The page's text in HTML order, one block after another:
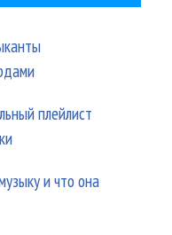
плейлист
и что она